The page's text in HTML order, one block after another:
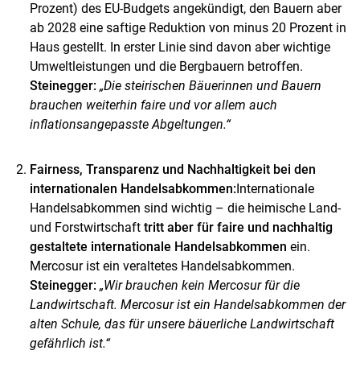
Prozent) des EU-Budgets angekündigt, den Bauern aber
ab 2028 eine saftige Reduktion von minus 20 Prozent in
Haus gestellt. In erster Linie sind davon aber wichtige
Umweltleistungen und die Bergbauern betroffen.
Steinegger: „Die steirischen Bäuerinnen und Bauern
brauchen weiterhin faire und vor allem auch
inflationsangepasste Abgeltungen.“
Fairness, Transparenz und Nachhaltigkeit bei den
internationalen Handelsabkommen:Internationale
Handelsabkommen sind wichtig – die heimische Land-
und Forstwirtschaft tritt aber für faire und nachhaltig
gestaltete internationale Handelsabkommen ein.
Mercosur ist ein veraltetes Handelsabkommen.
Steinegger: „Wir brauchen kein Mercosur für die
Landwirtschaft. Mercosur ist ein Handelsabkommen der
alten Schule, das für unsere bäuerliche Landwirtschaft
gefährlich ist.“